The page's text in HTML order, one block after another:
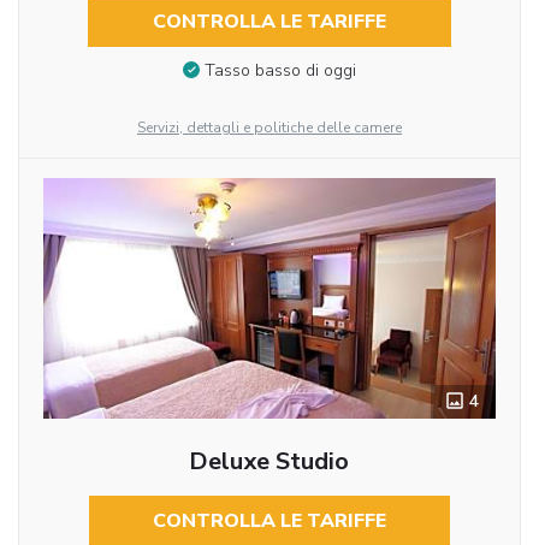
CONTROLLA LE TARIFFE
Tasso basso di oggi
Servizi, dettagli e politiche delle camere
4
Deluxe Studio
CONTROLLA LE TARIFFE